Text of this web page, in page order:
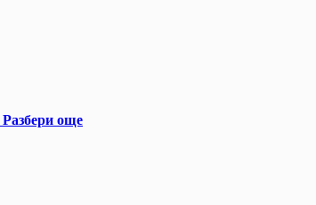
Разбери още